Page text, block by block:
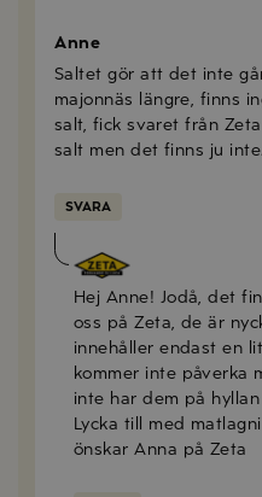
Anne
Saltet gör att det inte
majonnäs längre, finns
salt, fick svaret från
salt men det finns ju
SVARA
Anna Mellberg
Hej Anne! Jodå, det
oss på Zeta, de är
innehåller endast en
kommer inte påverka
inte har dem på
Lycka till med
önskar Anna på Zeta